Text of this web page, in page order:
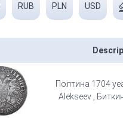
RUB PLN USD
Полтина 1704
Alekseev ,